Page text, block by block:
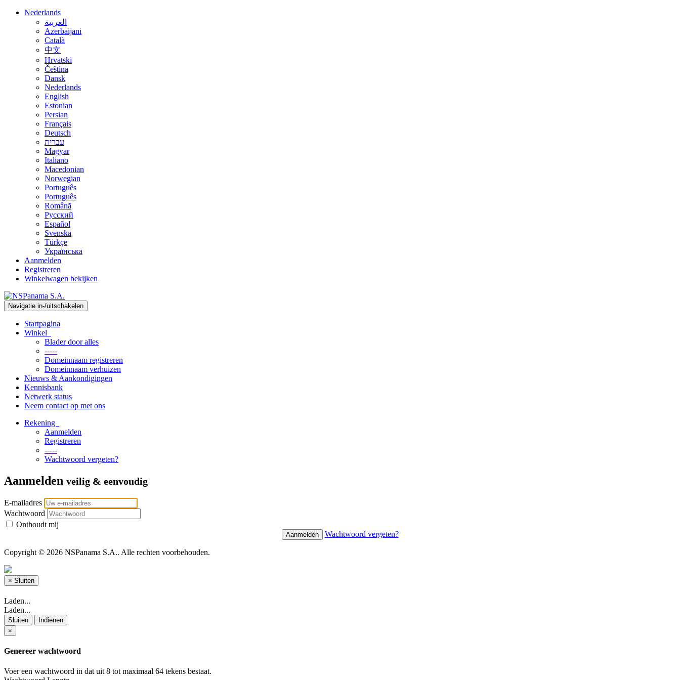
Nederlands
العربية
Azerbaijani
Català
中文
Hrvatski
Čeština
Dansk
Nederlands
English
Estonian
Persian
Français
Deutsch
עברית
Magyar
Italiano
Macedonian
Norwegian
Português
Português
Română
Русский
Español
Svenska
Türkçe
Українська
Aanmelden
Registreren
Winkelwagen bekijken
Navigatie in-/uitschakelen
Startpagina
Winkel
Blader door alles
-----
Domeinnaam registreren
Domeinnaam verhuizen
Nieuws & Aankondigingen
Kennisbank
Netwerk status
Neem contact op met ons
Rekening
Aanmelden
Registreren
-----
Wachtwoord vergeten?
Aanmelden veilig & eenvoudig
E-mailadres
Wachtwoord
Onthoudt mij
Wachtwoord vergeten?
Copyright © 2026 NSPanama S.A.. Alle rechten voorbehouden.
× Sluiten
Laden...
Laden...
Sluiten
Indienen
×
Genereer wachtwoord
Voer een wachtwoord in dat uit 8 tot maximaal 64 tekens bestaat.